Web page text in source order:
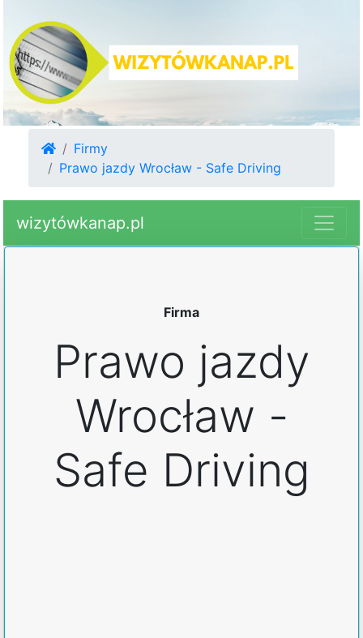
Firmy
Prawo jazdy Wrocław - Safe Driving
wizytówkanap.pl
Firma
Prawo jazdy
Wrocław -
Safe Driving